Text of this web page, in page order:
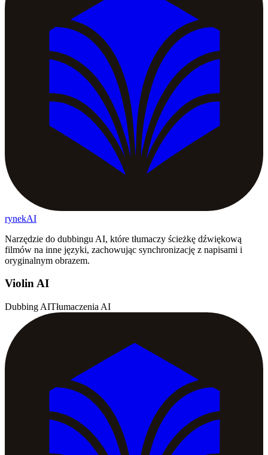
rynekAI
Narzędzie do dubbingu AI, które tłumaczy ścieżkę dźwiękową
filmów na inne języki, zachowując synchronizację z napisami i
oryginalnym obrazem.
Violin AI
Dubbing AITłumaczenia AI